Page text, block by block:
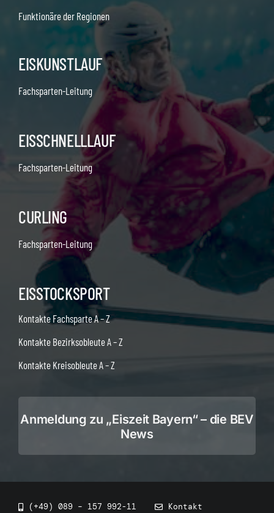
Funktionäre der Regionen
EISKUNSTLAUF
Fachsparten-Leitung
EISSCHNELLLAUF
Fachsparten-Leitung
CURLING
Fachsparten-Leitung
EISSTOCKSPORT
Kontakte Fachsparte A – Z
Kontakte Bezirksobleute A – Z
Kontakte Kreisobleute A – Z
Anmeldung zu „Eiszeit Bayern“ – die BEV
News
(+49) 089 – 157 992-11 Kontakt